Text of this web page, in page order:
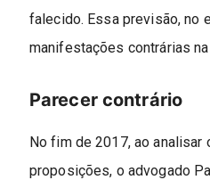
falecido. Essa previsão, no
manifestações contrárias
Parecer contrário
No fim de 2017, ao analisar
proposições, o advogado